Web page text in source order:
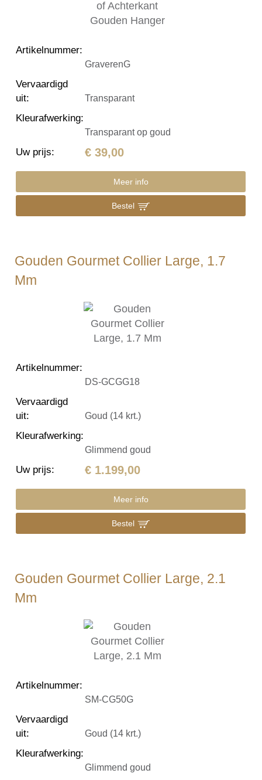
Artikelnummer:
GraverenG
Vervaardigd
uit: Transparant
Kleurafwerking:
Transparant op goud
Uw prijs: € 39,00
Meer info
Bestel
Gouden Gourmet Collier Large, 1.7
Mm
Artikelnummer:
DS-GCGG18
Vervaardigd
uit: Goud (14 krt.)
Kleurafwerking:
Glimmend goud
Uw prijs: € 1.199,00
Meer info
Bestel
Gouden Gourmet Collier Large, 2.1
Mm
Artikelnummer:
SM-CG50G
Vervaardigd
uit: Goud (14 krt.)
Kleurafwerking:
Glimmend goud